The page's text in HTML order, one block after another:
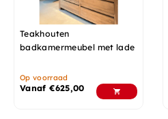
Teakhouten
badkamermeubel met lade
Op voorraad
Vanaf€625,00